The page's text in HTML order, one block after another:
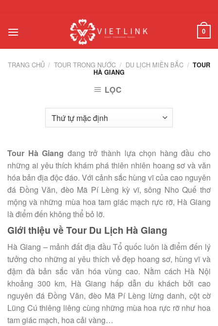
nội
0
TRANG CHỦ / TOUR TRONG NƯỚC / DU LỊCH MIỀN BẮC / TOUR
HÀ GIANG
LỌC
Tour Hà Giang đang trở thành lựa chọn hàng đầu cho
những ai yêu thích khám phá thiên nhiên hoang sơ và văn
hóa bản địa độc đáo. Với cảnh sắc hùng vĩ của cao nguyên
đá Đồng Văn, đèo Mã Pí Lèng kỳ vĩ, sông Nho Quế thơ
mộng và những mùa hoa tam giác mạch rực rỡ, Hà Giang
là điểm đến không thể bỏ lỡ.
Giới thiệu về Tour Du Lịch Hà Giang
Hà Giang – mảnh đất địa đầu Tổ quốc luôn là điểm đến lý
tưởng cho những ai yêu thích vẻ đẹp hoang sơ, hùng vĩ và
đậm đà bản sắc văn hóa vùng cao. Nằm cách Hà Nội
khoảng 300 km, Hà Giang hấp dẫn du khách bởi cao
nguyên đá Đồng Văn, đèo Mã Pí Lèng lừng danh, cột cờ
Lũng Cú thiêng liêng cùng những mùa hoa rực rỡ như hoa
tam giác mạch, hoa cải vàng…